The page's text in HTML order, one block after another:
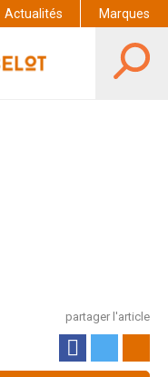
Actualités Marques
partager l'article